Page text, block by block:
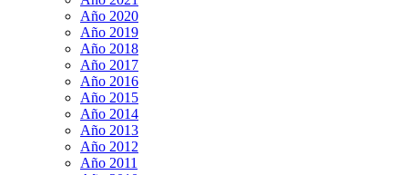
Año 2020
Año 2019
Año 2018
Año 2017
Año 2016
Año 2015
Año 2014
Año 2013
Año 2012
Año 2011